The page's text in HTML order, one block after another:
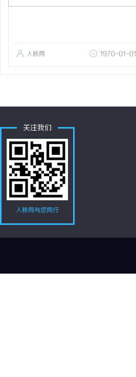
人脉网 1970-01-01
关注我们
人脉网与您同行